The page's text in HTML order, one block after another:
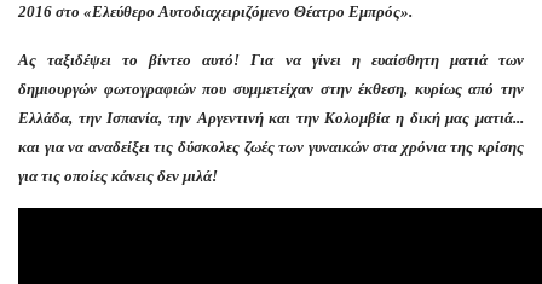
2016 στο «Ελεύθερο Αυτοδιαχειριζόμενο Θέατρο Εμπρός».
Ας ταξιδέψει το βίντεο αυτό! Για να γίνει η ευαίσθητη ματιά των
δημιουργών φωτογραφιών που συμμετείχαν στην έκθεση, κυρίως από την
Ελλάδα, την Ισπανία, την Αργεντινή και την Κολομβία η δική μας ματιά...
και για να αναδείξει τις δύσκολες ζωές των γυναικών στα χρόνια της κρίσης
για τις οποίες κάνεις δεν μιλά!